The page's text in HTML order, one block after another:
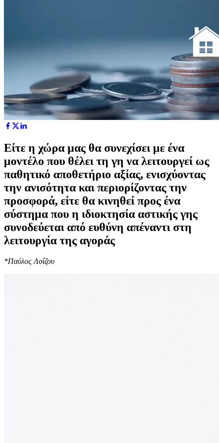
Είτε η χώρα μας θα συνεχίσει με ένα
μοντέλο που θέλει τη γη να λειτουργεί ως
παθητικό αποθετήριο αξίας, ενισχύοντας
την ανισότητα και περιορίζοντας την
προσφορά, είτε θα κινηθεί προς ένα
σύστημα που η ιδιοκτησία αστικής γης
συνοδεύεται από ευθύνη απέναντι στη
λειτουργία της αγοράς
*Παύλος Λοΐζου